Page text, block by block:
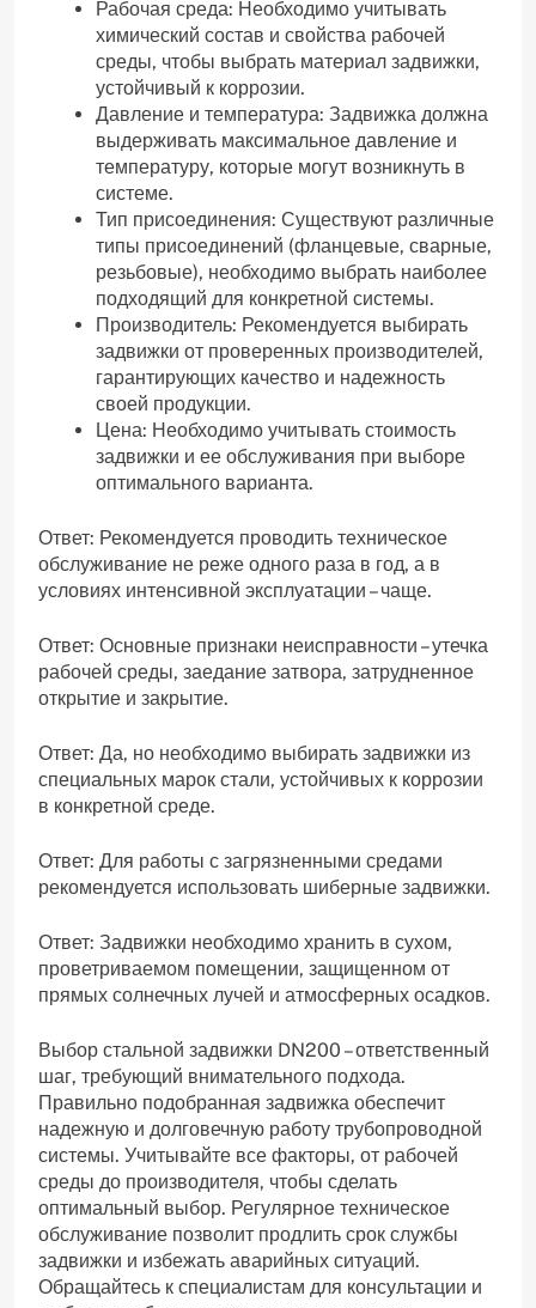
Рабочая среда: Необходимо учитывать
химический состав и свойства рабочей
среды, чтобы выбрать материал задвижки,
устойчивый к коррозии.
Давление и температура: Задвижка должна
выдерживать максимальное давление и
температуру, которые могут возникнуть в
системе.
Тип присоединения: Существуют различные
типы присоединений (фланцевые, сварные,
резьбовые), необходимо выбрать наиболее
подходящий для конкретной системы.
Производитель: Рекомендуется выбирать
задвижки от проверенных производителей,
гарантирующих качество и надежность
своей продукции.
Цена: Необходимо учитывать стоимость
задвижки и ее обслуживания при выборе
оптимального варианта.
Ответ: Рекомендуется проводить техническое
обслуживание не реже одного раза в год, а в
условиях интенсивной эксплуатации – чаще.
Ответ: Основные признаки неисправности – утечка
рабочей среды, заедание затвора, затрудненное
открытие и закрытие.
Ответ: Да, но необходимо выбирать задвижки из
специальных марок стали, устойчивых к коррозии
в конкретной среде.
Ответ: Для работы с загрязненными средами
рекомендуется использовать шиберные задвижки.
Ответ: Задвижки необходимо хранить в сухом,
проветриваемом помещении, защищенном от
прямых солнечных лучей и атмосферных осадков.
Выбор стальной задвижки DN200 – ответственный
шаг, требующий внимательного подхода.
Правильно подобранная задвижка обеспечит
надежную и долговечную работу трубопроводной
системы. Учитывайте все факторы, от рабочей
среды до производителя, чтобы сделать
оптимальный выбор. Регулярное техническое
обслуживание позволит продлить срок службы
задвижки и избежать аварийных ситуаций.
Обращайтесь к специалистам для консультации и